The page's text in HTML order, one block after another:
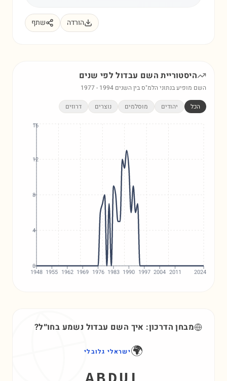
הורדה שתף
היסטוריית השם עבדוללפי שנים
השם מופיע בנתוני הלמ"ס בין השנים 1977 - 1994
הכל יהודים מוסלמים נוצרים דרוזים
1948 1955 1962 1969 1976 1983 1990 1997 2004 2011 2024
0
4
8
12
16
מבחן הדרכון: איך השם עבדול נשמע בחו״ל?
🌍ישראלי גלובלי